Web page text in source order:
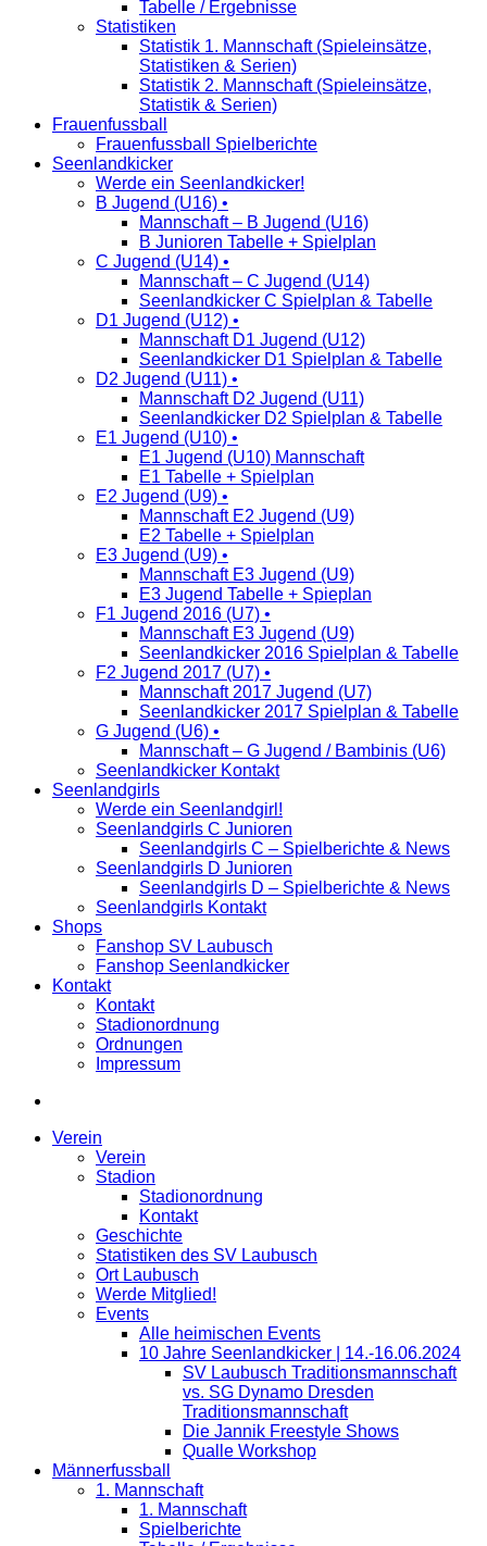
Tabelle / Ergebnisse
Statistiken
Statistik 1. Mannschaft (Spieleinsätze,
Statistiken & Serien)
Statistik 2. Mannschaft (Spieleinsätze,
Statistik & Serien)
Frauenfussball
Frauenfussball Spielberichte
Seenlandkicker
Werde ein Seenlandkicker!
B Jugend (U16) •
Mannschaft – B Jugend (U16)
B Junioren Tabelle + Spielplan
C Jugend (U14) •
Mannschaft – C Jugend (U14)
Seenlandkicker C Spielplan & Tabelle
D1 Jugend (U12) •
Mannschaft D1 Jugend (U12)
Seenlandkicker D1 Spielplan & Tabelle
D2 Jugend (U11) •
Mannschaft D2 Jugend (U11)
Seenlandkicker D2 Spielplan & Tabelle
E1 Jugend (U10) •
E1 Jugend (U10) Mannschaft
E1 Tabelle + Spielplan
E2 Jugend (U9) •
Mannschaft E2 Jugend (U9)
E2 Tabelle + Spielplan
E3 Jugend (U9) •
Mannschaft E3 Jugend (U9)
E3 Jugend Tabelle + Spieplan
F1 Jugend 2016 (U7) •
Mannschaft E3 Jugend (U9)
Seenlandkicker 2016 Spielplan & Tabelle
F2 Jugend 2017 (U7) •
Mannschaft 2017 Jugend (U7)
Seenlandkicker 2017 Spielplan & Tabelle
G Jugend (U6) •
Mannschaft – G Jugend / Bambinis (U6)
Seenlandkicker Kontakt
Seenlandgirls
Werde ein Seenlandgirl!
Seenlandgirls C Junioren
Seenlandgirls C – Spielberichte & News
Seenlandgirls D Junioren
Seenlandgirls D – Spielberichte & News
Seenlandgirls Kontakt
Shops
Fanshop SV Laubusch
Fanshop Seenlandkicker
Kontakt
Kontakt
Stadionordnung
Ordnungen
Impressum
Verein
Verein
Stadion
Stadionordnung
Kontakt
Geschichte
Statistiken des SV Laubusch
Ort Laubusch
Werde Mitglied!
Events
Alle heimischen Events
10 Jahre Seenlandkicker | 14.-16.06.2024
SV Laubusch Traditionsmannschaft
vs. SG Dynamo Dresden
Traditionsmannschaft
Die Jannik Freestyle Shows
Qualle Workshop
Männerfussball
1. Mannschaft
1. Mannschaft
Spielberichte